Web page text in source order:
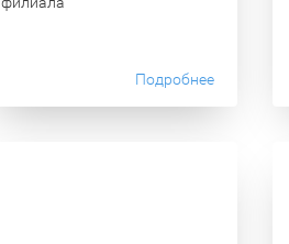
Подробнее